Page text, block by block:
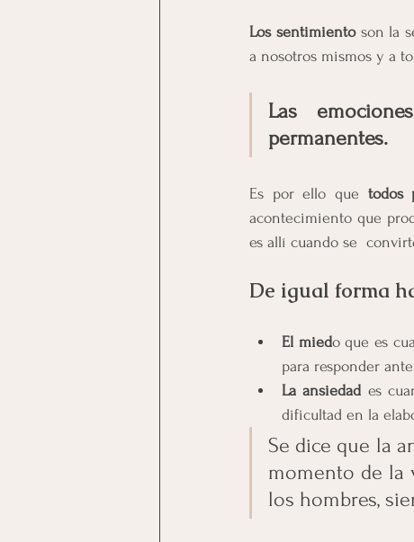
Los sentimiento son la
a nosotros mismos y a
Las
permanentes.
Es por ello que todos
acontecimiento que
es allí cuando se
De igual forma
El miedo que es
para responder
La ansiedad es
dificultad en la
Se dice que la
momento de la
los hombres,